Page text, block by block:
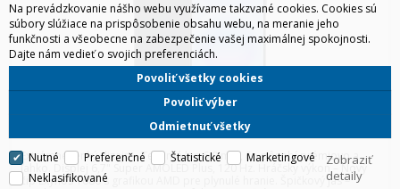
SAMSUNG A576 GALAXY A57 5G 8/128GB DUOS TMAVOMODRÁ
Extrémne tenký dizajn – Telo má len 6,9 mm, čo pôsobí prémiovo a
ľahko. Displej 6,7" Super AMOLED Plus, 120 Hz. Hráčsky výkon – Nový
čip Exynos 1680 s grafikou AMD pre plynulé hranie. Špičkový jas –
Na prevádzkovanie nášho webu využívame takzvané cookies. Cookies sú
súbory slúžiace na prispôsobenie obsahu webu, na meranie jeho
funkčnosti a všeobecne na zabezpečenie vašej maximálnej spokojnosti.
Dajte nám vedieť o svojich preferenciách.
Odmietnuť všetky
Povoliť výber
Povoliť všetky cookies
Nutné Preferenčné Štatistické
Marketingové
Neklasifikované
Zobraziť
detaily